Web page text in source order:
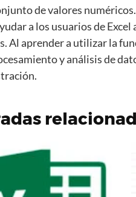
de valores
a los usuarios de
Al aprender a utilizar la
y análisis de